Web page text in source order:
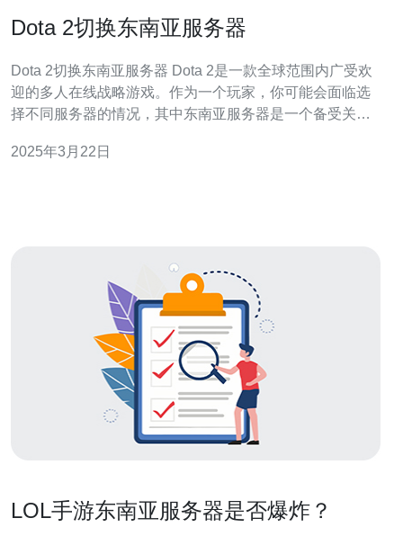
Dota 2切换东南亚服务器
Dota 2切换东南亚服务器 Dota 2是一款全球范围内广受欢
迎的多人在线战略游戏。作为一个玩家，你可能会面临选
择不同服务器的情况，其中东南亚服务器是一个备受关注
素，包括更低的延迟和更好的游戏体验。 进行多人在线游
2025年3月22日
LOL手游东南亚服务器是否爆炸？